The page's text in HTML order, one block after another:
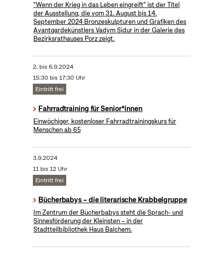
"Wenn der Krieg in das Leben eingreift" ist der Titel
der Ausstellung, die vom 31. August bis 14.
September 2024 Bronzeskulpturen und Grafiken des
Avantgardekünstlers Vadym Sidur in der Galerie des
Bezirksrathauses Porz zeigt.
2. bis6.9.2024
15:30 bis 17:30 Uhr
Eintritt frei
Fahrradtraining für Senior*innen
Einwöchiger, kostenloser Fahrradtrainingskurs für
Menschen ab 65
3.9.2024
11 bis 12 Uhr
Eintritt frei
Bücherbabys – die literarische Krabbelgruppe
Im Zentrum der Bücherbabys steht die Sprach- und
Sinnesförderung der Kleinsten – in der
Stadtteilbibliothek Haus Balchem.